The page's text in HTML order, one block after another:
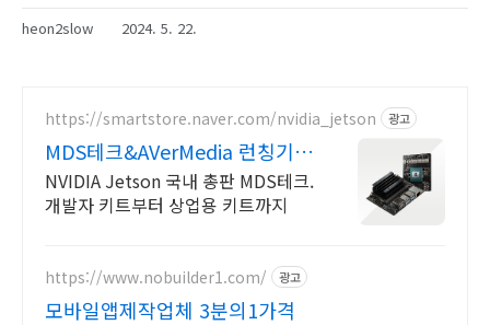
heon2slow 2024. 5. 22.
https://smartstore.naver.com/nvidia_jetson 광고
MDS테크&AVerMedia 런칭기념
할인이벤트
NVIDIA Jetson 국내 총판 MDS테크.
개발자 키트부터 상업용 키트까지
https://www.nobuilder1.com/ 광고
모바일앱제작업체 3분의1가격